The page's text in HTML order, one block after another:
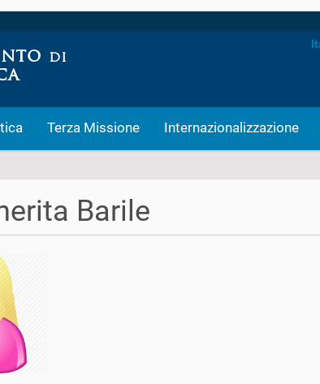
Terza Missione Internazionalizzazione
Barile